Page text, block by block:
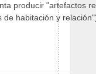
producir "artefactos
de habitación y